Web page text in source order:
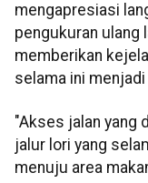
mengapresiasi
pengukuran ulang
memberikan
selama ini
"Akses jalan yang
jalur lori yang
menuju area